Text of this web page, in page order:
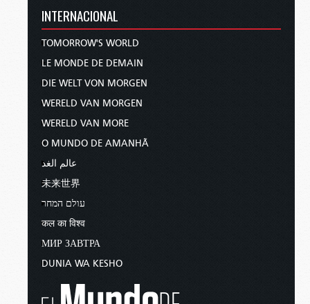
INTERNACIONAL
TOMORROW'S WORLD
LE MONDE DE DEMAIN
DIE WELT VON MORGEN
WERELD VAN MORGEN
WERELD VAN MORE
O MUNDO DE AMANHÃ
عالم الغد
未来世界
עולם המחר
कल का विश्व
МИР ЗАВТРА
DUNIA WA KESHO